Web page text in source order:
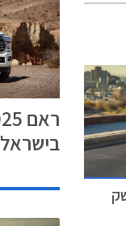
בישראל